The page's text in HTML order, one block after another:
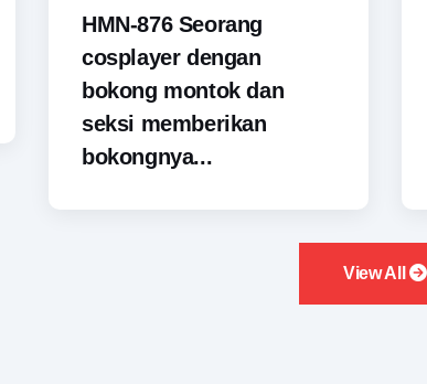
HMN-876 Seorang
cosplayer dengan
bokong montok dan
seksi memberikan
bokongnya...
View All